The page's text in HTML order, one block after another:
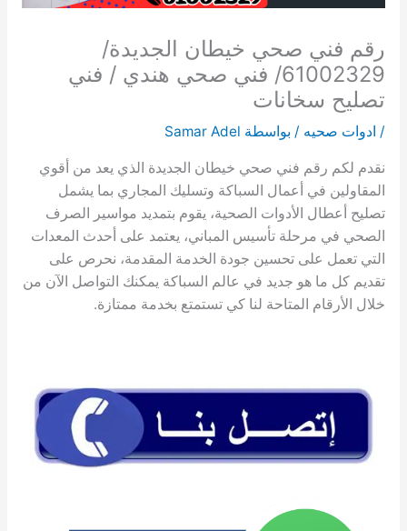
رقم فني صحي خيطان الجديدة/
61002329/ فني صحي هندي / فني
تصليح سخانات
/ ادوات صحيه / بواسطة Samar Adel
نقدم لكم رقم فني صحي خيطان الجديدة الذي يعد من أقوي
المقاولين في أعمال السباكة وتسليك المجاري بما يشمل
تصليح أعطال الأدوات الصحية، يقوم بتمديد مواسير الصرف
الصحي في مرحلة تأسيس المباني، يعتمد على أحدث المعدات
التي تعمل على تحسين جودة الخدمة المقدمة، نحرص على
تقديم كل ما هو جديد في عالم السباكة يمكنك التواصل الآن من
خلال الأرقام المتاحة لنا كي تستمتع بخدمة ممتازة.